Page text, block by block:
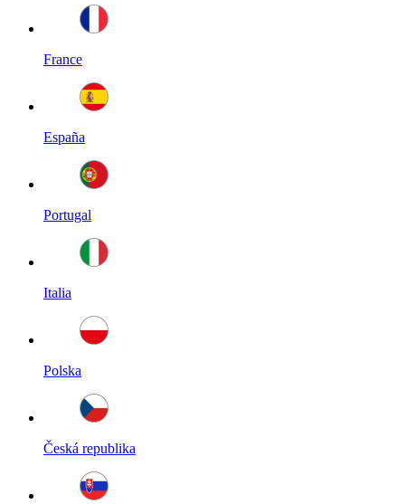
France
España
Portugal
Italia
Polska
Česká republika